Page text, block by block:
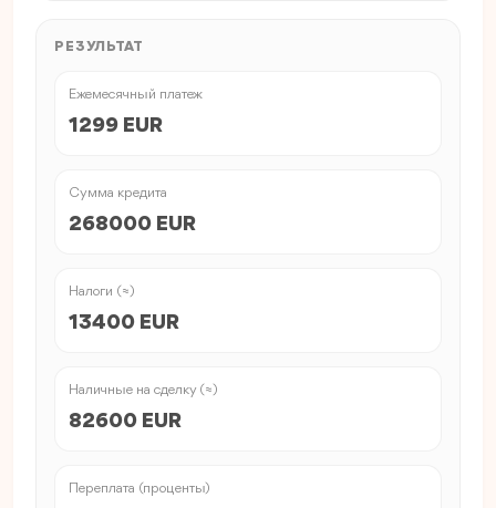
РЕЗУЛЬТАТ
Ежемесячный платеж
1299 EUR
Сумма кредита
268000 EUR
Налоги (≈)
13400 EUR
Наличные на сделку (≈)
82600 EUR
Переплата (проценты)